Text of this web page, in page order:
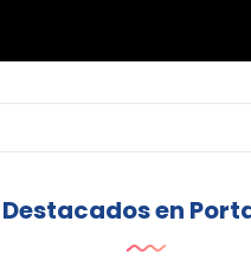
Destacados en